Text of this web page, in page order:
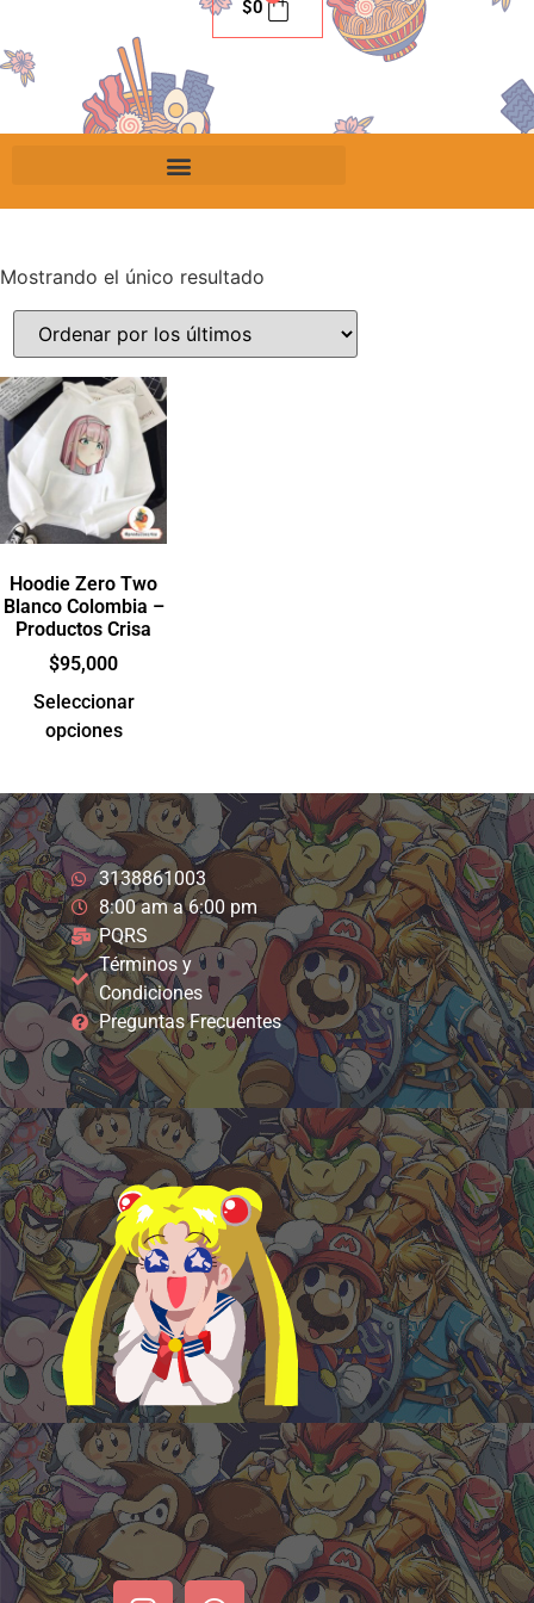
$0
Mostrando el único resultado
Hoodie Zero Two
Blanco Colombia –
Productos Crisa
$95,000
Seleccionar
opciones
3138861003
8:00 am a 6:00 pm
PQRS
Términos y
Condiciones
Preguntas Frecuentes